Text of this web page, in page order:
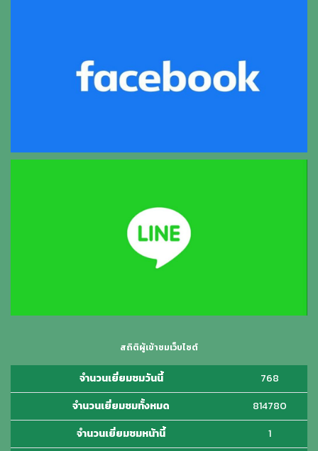
สถิติผู้เข้าชมเว็บไซต์
จำนวนเยี่ยมชมวันนี้
768
จำนวนเยี่ยมชมทั้งหมด
814780
จำนวนเยี่ยมชมหน้านี้
1